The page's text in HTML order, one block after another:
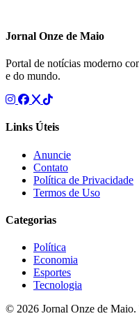
Jornal Onze de Maio
Portal de notícias moderno
e do mundo.
Links Úteis
Anuncie
Contato
Política de Privacidade
Termos de Uso
Categorias
Política
Economia
Esportes
Tecnologia
© 2026 Jornal Onze de Maio.